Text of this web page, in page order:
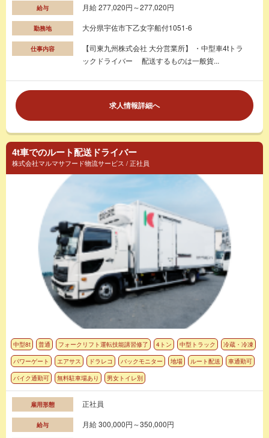
給与 月給 277,020円～277,020円
勤務地 大分県宇佐市下乙女字船付1051-6
仕事内容
【司東九州株式会社 大分営業所】 ・中型車4tトラ
ックドライバー 配送するものは一般貨...
求人情報詳細へ
4t車でのルート配送ドライバー
株式会社マルマサフード物流サービス / 正社員
中型8t 普通 フォークリフト運転技能講習修了 4トン 中型トラック
冷蔵・冷凍
パワーゲート
エアサス ドラレコ バックモニター 地場 ルート配送
車通勤可
バイク通勤可
無料駐車場あり 男女トイレ別
雇用形態 正社員
給与 月給 300,000円～350,000円